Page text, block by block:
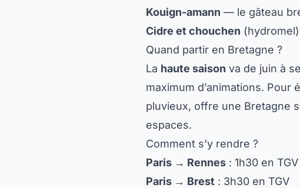
Kouign-amann — le gâteau
Cidre et chouchen
Quand partir en Bretagne ?
La haute saison va de juin à
maximum d’animations. Pour
pluvieux, offre une Bretagne
espaces.
Comment s’y rendre ?
Paris → Rennes : 1h30 en TGV
Paris → Brest : 3h30 en TGV